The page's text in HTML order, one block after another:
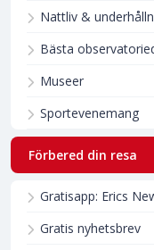
Nattliv &
Bästa
Museer
Sportevenemang
Förbered din resa
Gratisapp: Erics
Gratis nyhetsbrev